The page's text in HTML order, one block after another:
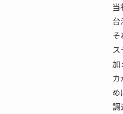
当
台
ス
加
カ
調